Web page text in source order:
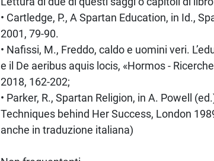
• Cartledge, P., A Spartan Education, in Id.,
2001, 79-90.
• Nafissi, M., Freddo, caldo e uomini veri.
e il De aeribus aquis locis, «Hormos -
2018, 162-202;
• Parker, R., Spartan Religion, in A. Powell
Techniques behind Her Success, London
anche in traduzione italiana)